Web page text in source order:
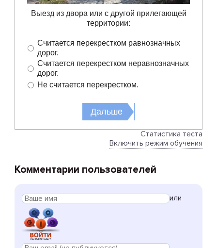
Выезд из двора или c другой прилегающей
территории:
Считается перекрестком равнозначных
дорог.
Считается перекрестком неравнозначных
дорог.
Не считается перекрестком.
Cтатистика теста
Включить режим обучения
Комментарии пользователей
или